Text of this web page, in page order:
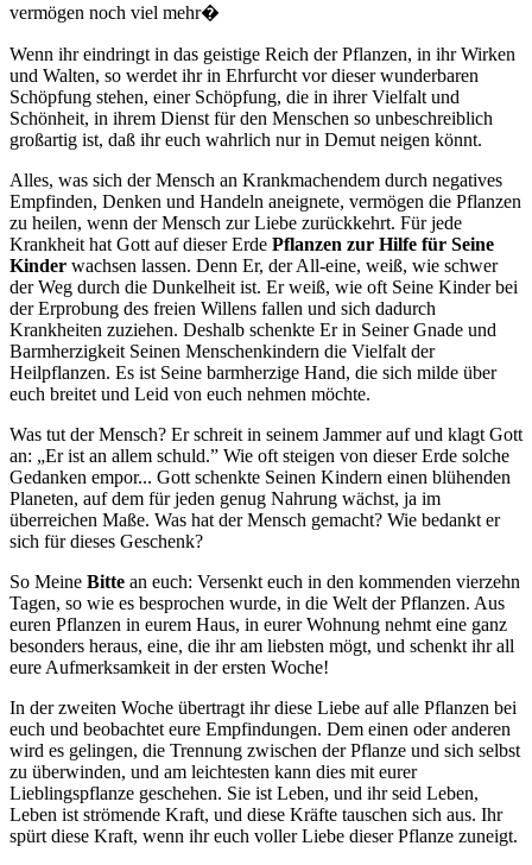
vermögen noch viel mehr�
Wenn ihr eindringt in das geistige Reich der Pflanzen, in ihr Wirken
und Walten, so werdet ihr in Ehrfurcht vor dieser wunderbaren
Schöpfung stehen, einer Schöpfung, die in ihrer Vielfalt und
Schönheit, in ihrem Dienst für den Menschen so unbeschreiblich
großartig ist, daß ihr euch wahrlich nur in Demut neigen könnt.
Alles, was sich der Mensch an Krankmachendem durch negatives
Empfinden, Denken und Handeln aneignete, vermögen die Pflanzen
zu heilen, wenn der Mensch zur Liebe zurückkehrt. Für jede
Krankheit hat Gott auf dieser Erde Pflanzen zur Hilfe für Seine
Kinder wachsen lassen. Denn Er, der All-eine, weiß, wie schwer
der Weg durch die Dunkelheit ist. Er weiß, wie oft Seine Kinder bei
der Erprobung des freien Willens fallen und sich dadurch
Krankheiten zuziehen. Deshalb schenkte Er in Seiner Gnade und
Barmherzigkeit Seinen Menschenkindern die Vielfalt der
Heilpflanzen. Es ist Seine barmherzige Hand, die sich milde über
euch breitet und Leid von euch nehmen möchte.
Was tut der Mensch? Er schreit in seinem Jammer auf und klagt Gott
an: „Er ist an allem schuld.” Wie oft steigen von dieser Erde solche
Gedanken empor... Gott schenkte Seinen Kindern einen blühenden
Planeten, auf dem für jeden genug Nahrung wächst, ja im
überreichen Maße. Was hat der Mensch gemacht? Wie bedankt er
sich für dieses Geschenk?
So Meine Bitte an euch: Versenkt euch in den kommenden vierzehn
Tagen, so wie es besprochen wurde, in die Welt der Pflanzen. Aus
euren Pflanzen in eurem Haus, in eurer Wohnung nehmt eine ganz
besonders heraus, eine, die ihr am liebsten mögt, und schenkt ihr all
eure Aufmerksamkeit in der ersten Woche!
In der zweiten Woche übertragt ihr diese Liebe auf alle Pflanzen bei
euch und beobachtet eure Empfindungen. Dem einen oder anderen
wird es gelingen, die Trennung zwischen der Pflanze und sich selbst
zu überwinden, und am leichtesten kann dies mit eurer
Lieblingspflanze geschehen. Sie ist Leben, und ihr seid Leben,
Leben ist strömende Kraft, und diese Kräfte tauschen sich aus. Ihr
spürt diese Kraft, wenn ihr euch voller Liebe dieser Pflanze zuneigt.